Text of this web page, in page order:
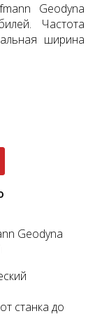
Geodyna
Частота
ширина
Geodyna
станка до